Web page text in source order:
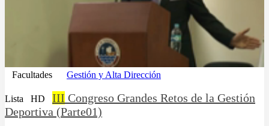
Facultades Gestión y Alta Dirección
Lista HD III Congreso Grandes Retos de la Gestión
Deportiva (Parte01)